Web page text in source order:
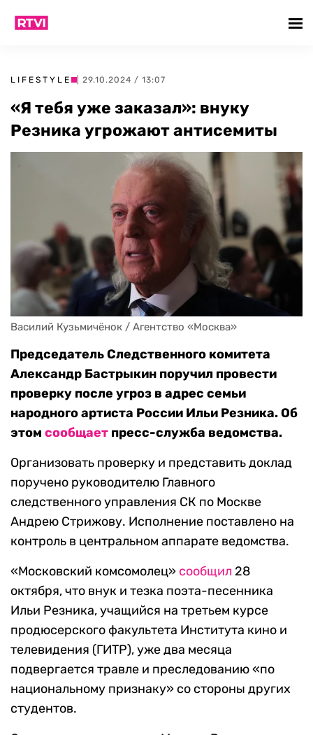
LIFESTYLE | 29.10.2024 / 13:07
«Я тебя уже заказал»: внуку
Резника угрожают антисемиты
Василий Кузьмичёнок / Агентство «Москва»
Председатель Следственного комитета
Александр Бастрыкин поручил провести
проверку после угроз в адрес семьи
народного артиста России Ильи Резника. Об
этом сообщает пресс-служба ведомства.
Организовать проверку и представить доклад
поручено руководителю Главного
следственного управления СК по Москве
Андрею Стрижову. Исполнение поставлено на
контроль в центральном аппарате ведомства.
«Московский комсомолец» сообщил 28
октября, что внук и тезка поэта-песенника
Ильи Резника, учащийся на третьем курсе
продюсерского факультета Института кино и
телевидения (ГИТР), уже два месяца
подвергается травле и преследованию «по
национальному признаку» со стороны других
студентов.